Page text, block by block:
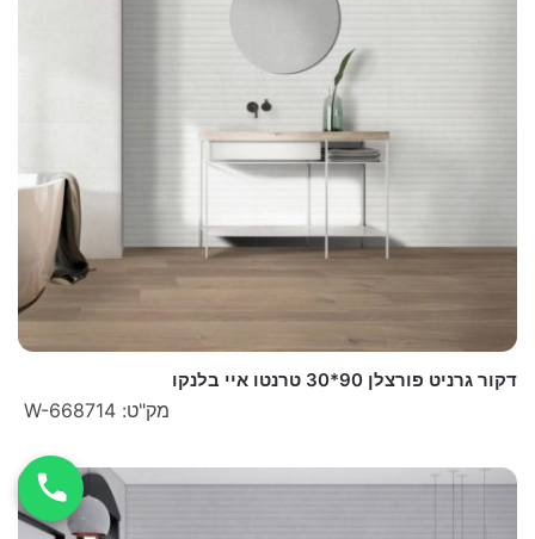
דקור גרניט פורצלן 90*30 טרנטו איי בלנקו
מק"ט: W-668714